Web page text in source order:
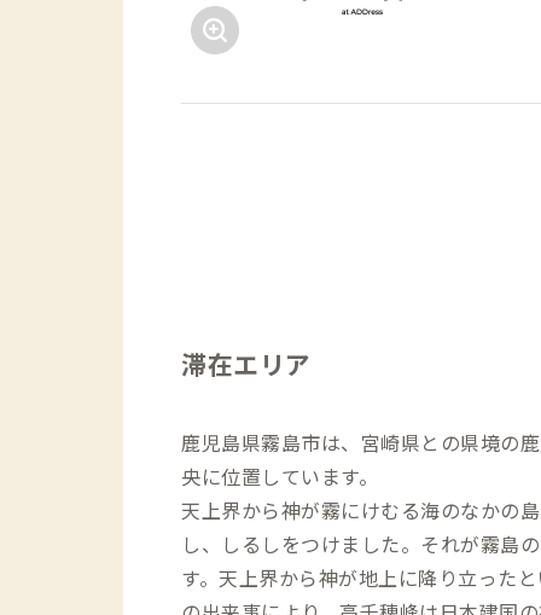
滞在エリア
鹿児島県霧島市は、宮崎県との県境の
央に位置しています。
天上界から神が霧にけむる海のなかの
し、しるしをつけました。それが霧島
す。天上界から神が地上に降り立った